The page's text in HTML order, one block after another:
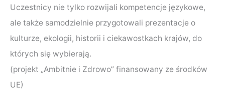
Uczestnicy nie tylko rozwijali kompetencje językowe,
ale także samodzielnie przygotowali prezentacje o
kulturze, ekologii, historii i ciekawostkach krajów, do
których się wybierają.
(projekt „Ambitnie i Zdrowo” finansowany ze środków
UE)